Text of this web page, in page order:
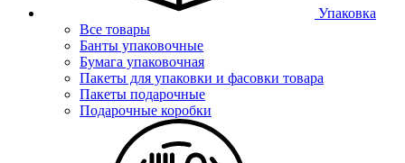
Упаковка
Все товары
Банты упаковочные
Бумага упаковочная
Пакеты для упаковки и фасовки товара
Пакеты подарочные
Подарочные коробки